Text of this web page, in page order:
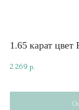
1.65 карат цвет
2 269 р.